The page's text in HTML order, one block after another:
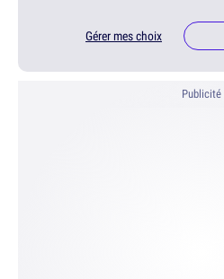
Gérer mes choix
Publicité